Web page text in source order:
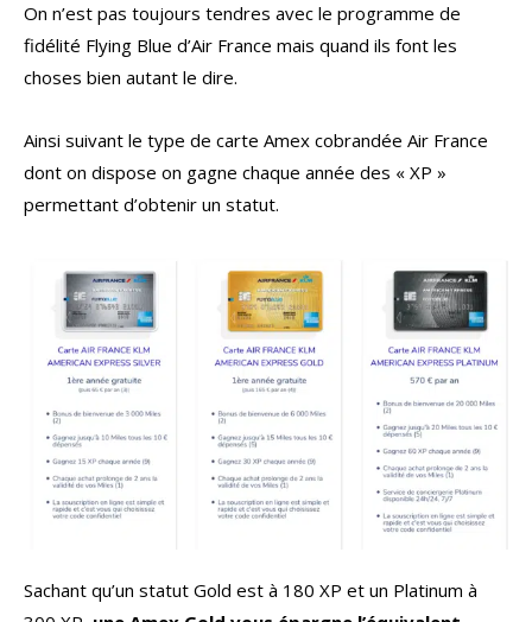
On n’est pas toujours tendres avec le programme de
fidélité Flying Blue d’Air France mais quand ils font les
choses bien autant le dire.
Ainsi suivant le type de carte Amex cobrandée Air France
dont on dispose on gagne chaque année des « XP »
permettant d’obtenir un statut.
Sachant qu’un statut Gold est à 180 XP et un Platinum à